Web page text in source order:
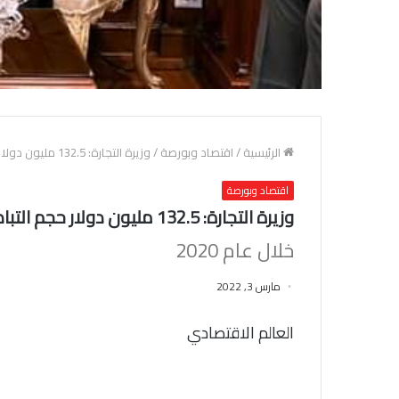
الرئيسية/اقتصاد وبورصة/وزيرة التجارة: 132.5 مليون دولار حجم التبادل التجاري بين مصر وبنجلاديش
اقتصاد وبورصة
وزيرة التجارة: 132.5 مليون دولار حجم التبادل التجاري بين مصر وبنجلاديش
خلال عام 2020
مارس 3, 2022
العالم الاقتصادي